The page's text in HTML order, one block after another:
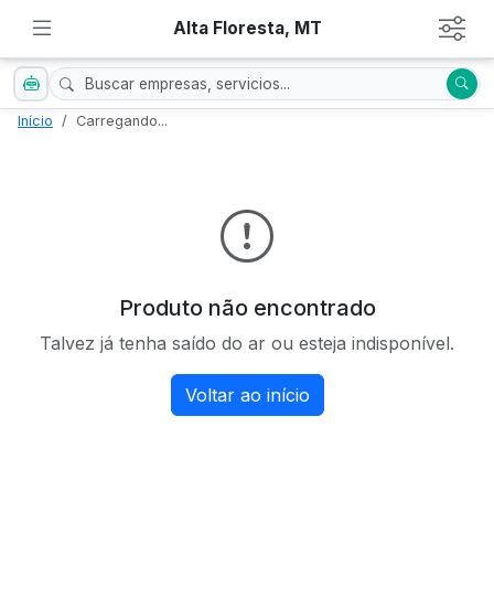
Alta Floresta, MT
Início Carregando...
Produto não encontrado
Talvez já tenha saído do ar ou esteja indisponível.
Voltar ao início